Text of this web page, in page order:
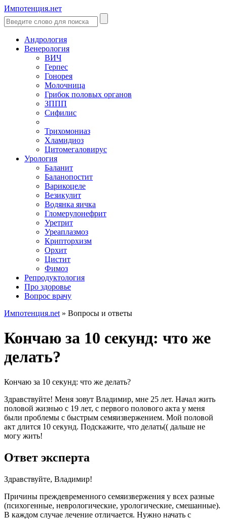
Импотенция.нет
Андрология
Венерология
ВИЧ
Герпес
Гонорея
Молочница
Грибок половых органов
ЗППП
Сифилис
Трихомониаз
Хламидиоз
Цитомегаловирус
Урология
Баланит
Баланопостит
Варикоцеле
Везикулит
Водянка яичка
Гломерулонефрит
Уретрит
Уреаплазмоз
Крипторхизм
Орхит
Цистит
Фимоз
Репродуктология
Про здоровье
Вопрос врачу
Импотенция.net » Вопросы и ответы
Кончаю за 10 секунд: что же
делать?
Кончаю за 10 секунд: что же делать?
Здравствуйте! Меня зовут Владимир, мне 25 лет. Начал жить
половой жизнью с 19 лет, с первого полового акта у меня
были проблемы с быстрым семяизвержением. Мой половой
акт длится 10 секунд. Подскажите, что делать(( дальше не
могу жить!
Ответ эксперта
Здравствуйте, Владимир!
Причины преждевременного семяизвержения у всех разные
(психогенные, неврологические, урологические, смешанные).
В каждом случае лечение отличается. Нужно начать с